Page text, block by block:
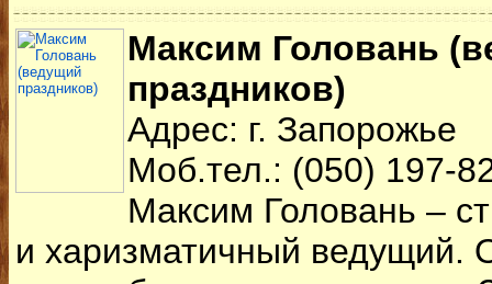
Максим Головань
праздников)
Адрес: г. Запорожье
Моб.тел.: (050) 197-
Максим Головань –
и харизматичный ведущий.